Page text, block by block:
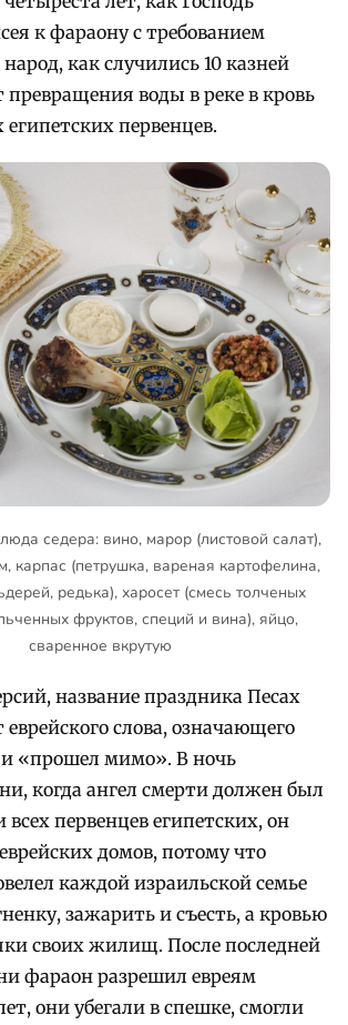
к фараону с требованием
как случились 10 казней
превращения воды в реке в кровь
египетских первенцев.
седера: вино, марор (листовой салат),
карпас (петрушка, вареная картофелина,
редька), харосет (смесь толченых
фруктов, специй и вина), яйцо,
сваренное вкрутую
название праздника Песах
слова, означающего
«прошел мимо». В ночь
когда ангел смерти должен был
первенцев египетских, он
домов, потому что
каждой израильской семье
зажарить и съесть, а кровью
своих жилищ. После последней
фараон разрешил евреям
они убегали в спешке, смогли